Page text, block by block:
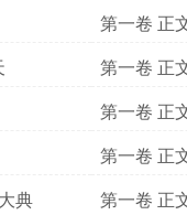
第一卷 正
第一卷 正
第一卷 正
第一卷 正
典 第一卷 正